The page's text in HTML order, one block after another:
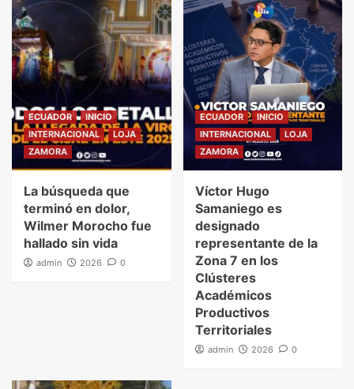
ECUADOR
INICIO
INTERNACIONAL
LOJA
ZAMORA
La búsqueda que
terminó en dolor,
Wilmer Morocho fue
hallado sin vida
admin 2026 0
ECUADOR
INICIO
INTERNACIONAL
LOJA
ZAMORA
Víctor Hugo
Samaniego es
designado
representante de la
Zona 7 en los
Clústeres
Académicos
Productivos
Territoriales
admin 2026 0